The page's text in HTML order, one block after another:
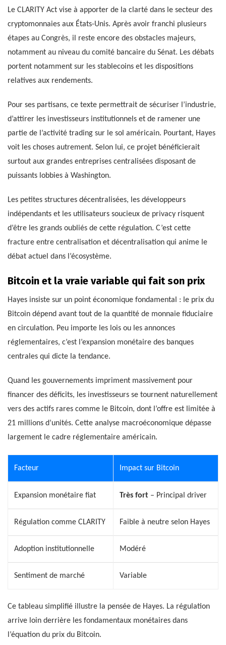
Le CLARITY Act vise à apporter de la clarté dans le secteur des
cryptomonnaies aux États-Unis. Après avoir franchi plusieurs
étapes au Congrès, il reste encore des obstacles majeurs,
notamment au niveau du comité bancaire du Sénat. Les débats
portent notamment sur les stablecoins et les dispositions
relatives aux rendements.
Pour ses partisans, ce texte permettrait de sécuriser l’industrie,
d’attirer les investisseurs institutionnels et de ramener une
partie de l’activité trading sur le sol américain. Pourtant, Hayes
voit les choses autrement. Selon lui, ce projet bénéficierait
surtout aux grandes entreprises centralisées disposant de
puissants lobbies à Washington.
Les petites structures décentralisées, les développeurs
indépendants et les utilisateurs soucieux de privacy risquent
d’être les grands oubliés de cette régulation. C’est cette
fracture entre centralisation et décentralisation qui anime le
débat actuel dans l’écosystème.
Bitcoin et la vraie variable qui fait son prix
Hayes insiste sur un point économique fondamental : le prix du
Bitcoin dépend avant tout de la quantité de monnaie fiduciaire
en circulation. Peu importe les lois ou les annonces
réglementaires, c’est l’expansion monétaire des banques
centrales qui dicte la tendance.
Quand les gouvernements impriment massivement pour
financer des déficits, les investisseurs se tournent naturellement
vers des actifs rares comme le Bitcoin, dont l’offre est limitée à
21 millions d’unités. Cette analyse macroéconomique dépasse
largement le cadre réglementaire américain.
Facteur Impact sur Bitcoin
Expansion monétaire fiat Très fort – Principal driver
Régulation comme CLARITY Faible à neutre selon Hayes
Adoption institutionnelle Modéré
Sentiment de marché Variable
Ce tableau simplifié illustre la pensée de Hayes. La régulation
arrive loin derrière les fondamentaux monétaires dans
l’équation du prix du Bitcoin.